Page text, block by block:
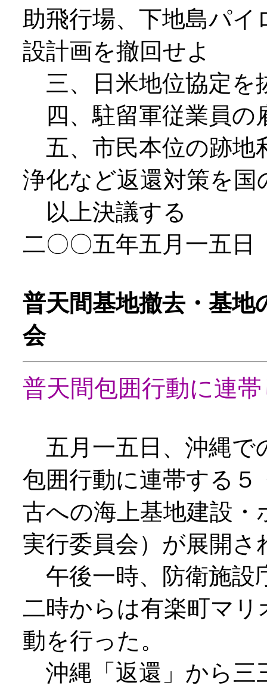
助飛行場、下地島パ
設計画を撤回せよ
三、日米地位協定を
四、駐留軍従業員の
五、市民本位の跡地
浄化など返還対策を国
以上決議する
二〇〇五年五月一五日
普天間基地撤去・基地
会
普天間包囲行動に連
五月一五日、沖縄で
包囲行動に連帯する５
古への海上基地建設
実行委員会）が展開さ
午後一時、防衛施設
二時からは有楽町マ
動を行った。
沖縄「返還」から三